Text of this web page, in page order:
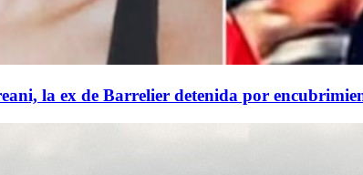
la ex de Barrelier detenida por